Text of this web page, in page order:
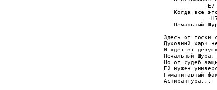
E7
Когда все
Печальный
Здесь от тоски
Духовный харч
И ждет от
Печальный Шура.
Но от судеб
Ей нужен
Гуманитарный
Аспирантура...